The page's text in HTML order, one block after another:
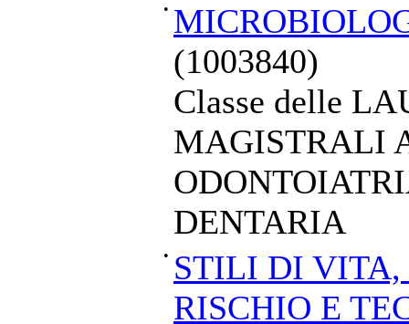
•
(1003840)
Classe delle
MAGISTRALI
DENTARIA
• STILI DI VITA,
RISCHIO E